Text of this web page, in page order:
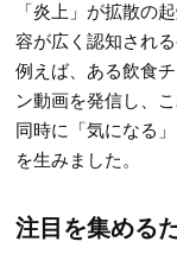
「炎上」が拡散の
容が広く認知され
例えば、ある飲食
ン動画を発信し、
同時に「気になる
を生みました。
注目を集める